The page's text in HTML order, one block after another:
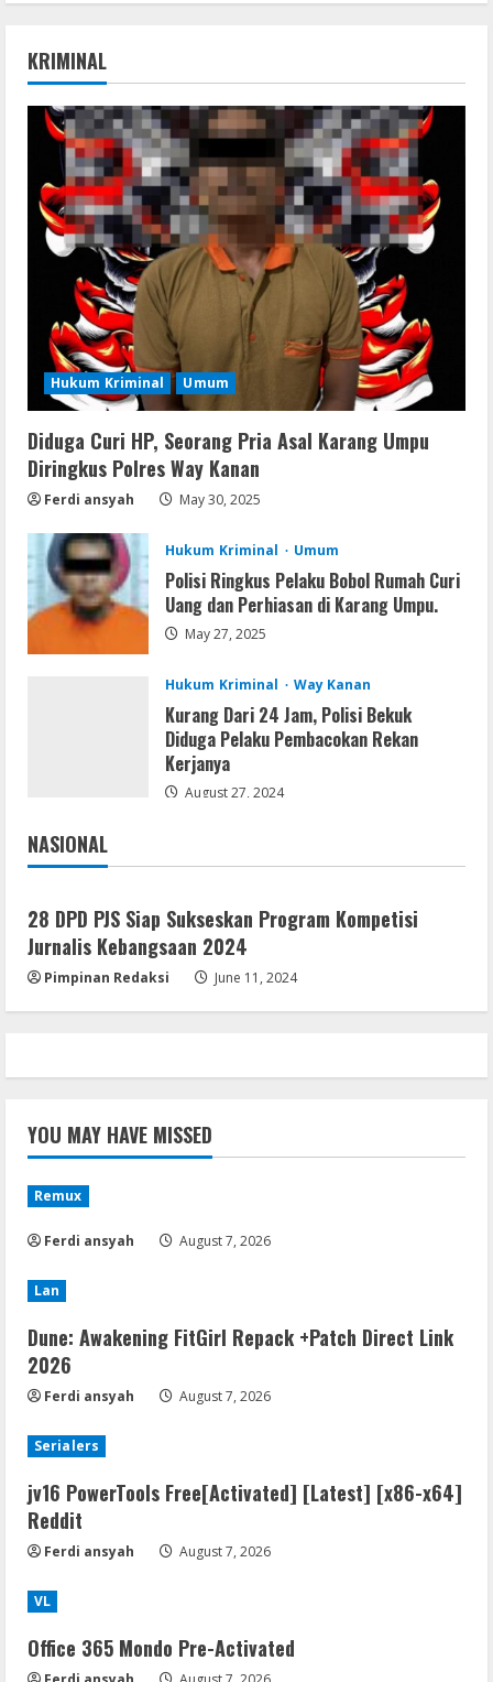
1
2
Lan
Dune: Awakening FitGirl Repack +Patch
Direct Link 2026
August 7, 2026
3
Serialers
jv16 PowerTools Free[Activated]
[Latest] [x86-x64] Reddit
August 7, 2026
4
VL
Office 365 Mondo Pre-Activated
Umum
Kemarau Panjang Picu Kebakaran di
Sangkaran Bhakti; Rumah Ibu Yuli
August 7, 2026
KRIMINAL
Hukum Kriminal Umum
Diduga Curi HP, Seorang Pria Asal Karang Umpu
Diringkus Polres Way Kanan
Ferdi ansyah May 30, 2025
Hukum Kriminal Umum
Polisi Ringkus Pelaku Bobol Rumah Curi
Uang dan Perhiasan di Karang Umpu.
May 27, 2025
Hukum Kriminal Way Kanan
Kurang Dari 24 Jam, Polisi Bekuk
Diduga Pelaku Pembacokan Rekan
Kerjanya
August 27, 2024
NASIONAL
Jakarta
28 DPD PJS Siap Sukseskan Program Kompetisi
Jurnalis Kebangsaan 2024
Pimpinan Redaksi June 11, 2024
YOU MAY HAVE MISSED
Remux
Ferdi ansyah August 7, 2026
Lan
Dune: Awakening FitGirl Repack +Patch Direct Link
2026
Ferdi ansyah August 7, 2026
Serialers
jv16 PowerTools Free[Activated] [Latest] [x86-x64]
Reddit
Ferdi ansyah August 7, 2026
VL
Office 365 Mondo Pre-Activated